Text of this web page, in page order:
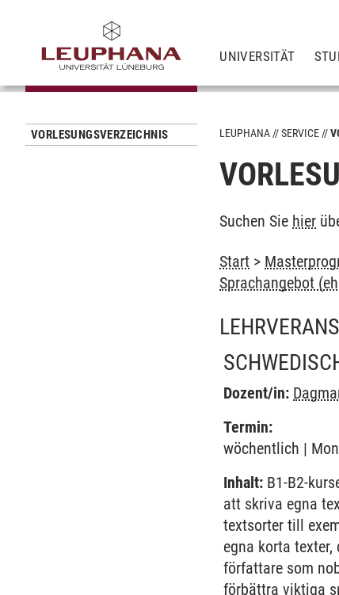
UNIVERSITÄT
VORLESUNGSVERZEICHNIS LEUPHANA SERVICE
Suchen Sie hier
Start >
Sprachangebot
Dozent/in:
Termin:
wöchentlich |
Inhalt: B1-B2-
att skriva egna
textsorter till
egna korta
författare som
förbättra viktiga